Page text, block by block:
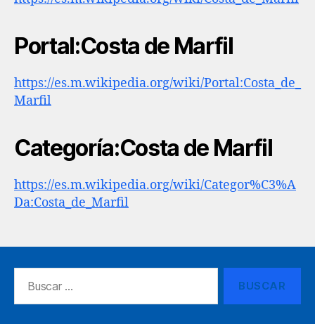
Portal:Costa de Marfil
https://es.m.wikipedia.org/wiki/Portal:Costa_de_
Marfil
Categoría:Costa de Marfil
https://es.m.wikipedia.org/wiki/Categor%C3%A
Da:Costa_de_Marfil